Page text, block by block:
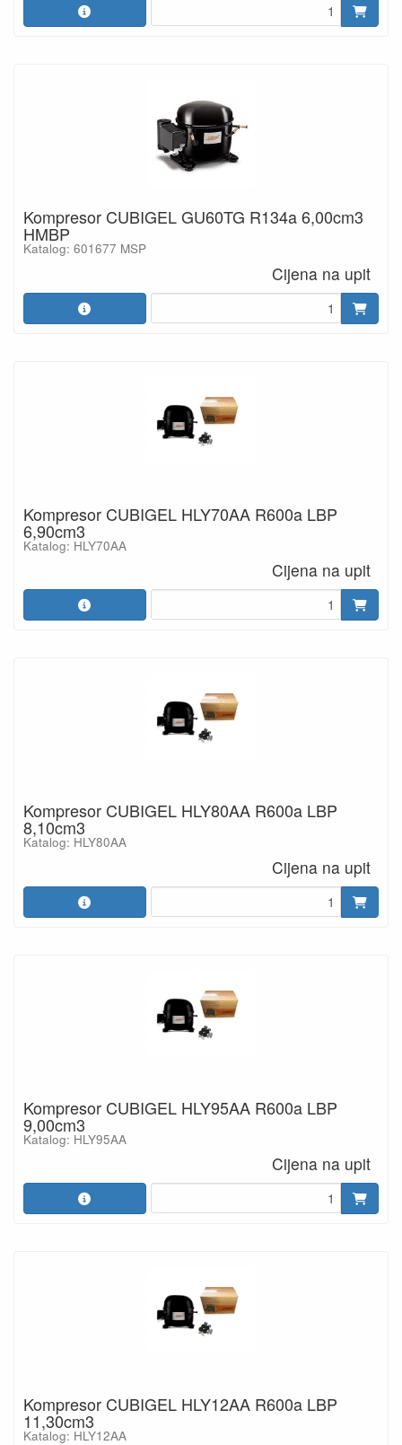
Kompresor CUBIGEL GU60TG R134a 6,00cm3
HMBP
Katalog: 601677 MSP
Cijena na upit
Kompresor CUBIGEL HLY70AA R600a LBP
6,90cm3
Katalog: HLY70AA
Cijena na upit
Kompresor CUBIGEL HLY80AA R600a LBP
8,10cm3
Katalog: HLY80AA
Cijena na upit
Kompresor CUBIGEL HLY95AA R600a LBP
9,00cm3
Katalog: HLY95AA
Cijena na upit
Kompresor CUBIGEL HLY12AA R600a LBP
11,30cm3
Katalog: HLY12AA